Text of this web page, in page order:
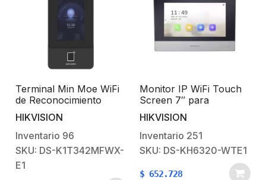
Terminal Min Moe WiFi
de Reconocimiento
Facial y Huella con
lector MIFARE / Exterior
IP65 / Hasta 1.5 mts en
lectura de rostro /
Soporta P2P Hik-
Connect / 1,500 Rostros
HIKVISION
Inventario 96
SKU: DS-K1T342MFWX-
E1
Monitor IP WiFi Touch
Screen 7″ para
Videoportero IP / Vídeo
en Vivo / PoE Estándar /
Apertura Remota /
Llamada Entre
Monitores / Audio de
dos vías / Policarbonato
HIKVISION
Inventario 251
SKU: DS-KH6320-WTE1
$ 652.728